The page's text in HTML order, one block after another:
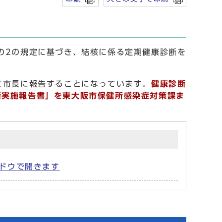
の規定に基づき、結核に係る定期健康診断を
長に報告することになっています。 健康診断
施報告書」を東大阪市保健所感染症対策課ま
ウで開きます